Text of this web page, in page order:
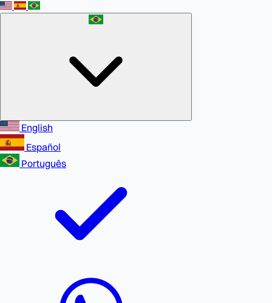
English
Español
Português